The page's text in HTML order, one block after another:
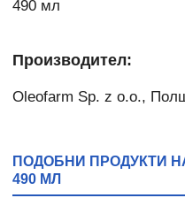
490 мл
Производител:
Oleofarm Sp. z o.o.,
ПОДОБНИ ПРОДУКТИ
490 МЛ